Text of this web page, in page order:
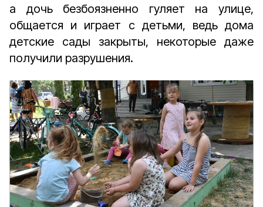
а дочь безбоязненно гуляет на улице,
общается и играет с детьми, ведь дома
детские сады закрыты, некоторые даже
получили разрушения.